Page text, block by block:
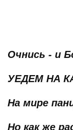
Очнись - и
УЕДЕМ НА
На мире
Но как же